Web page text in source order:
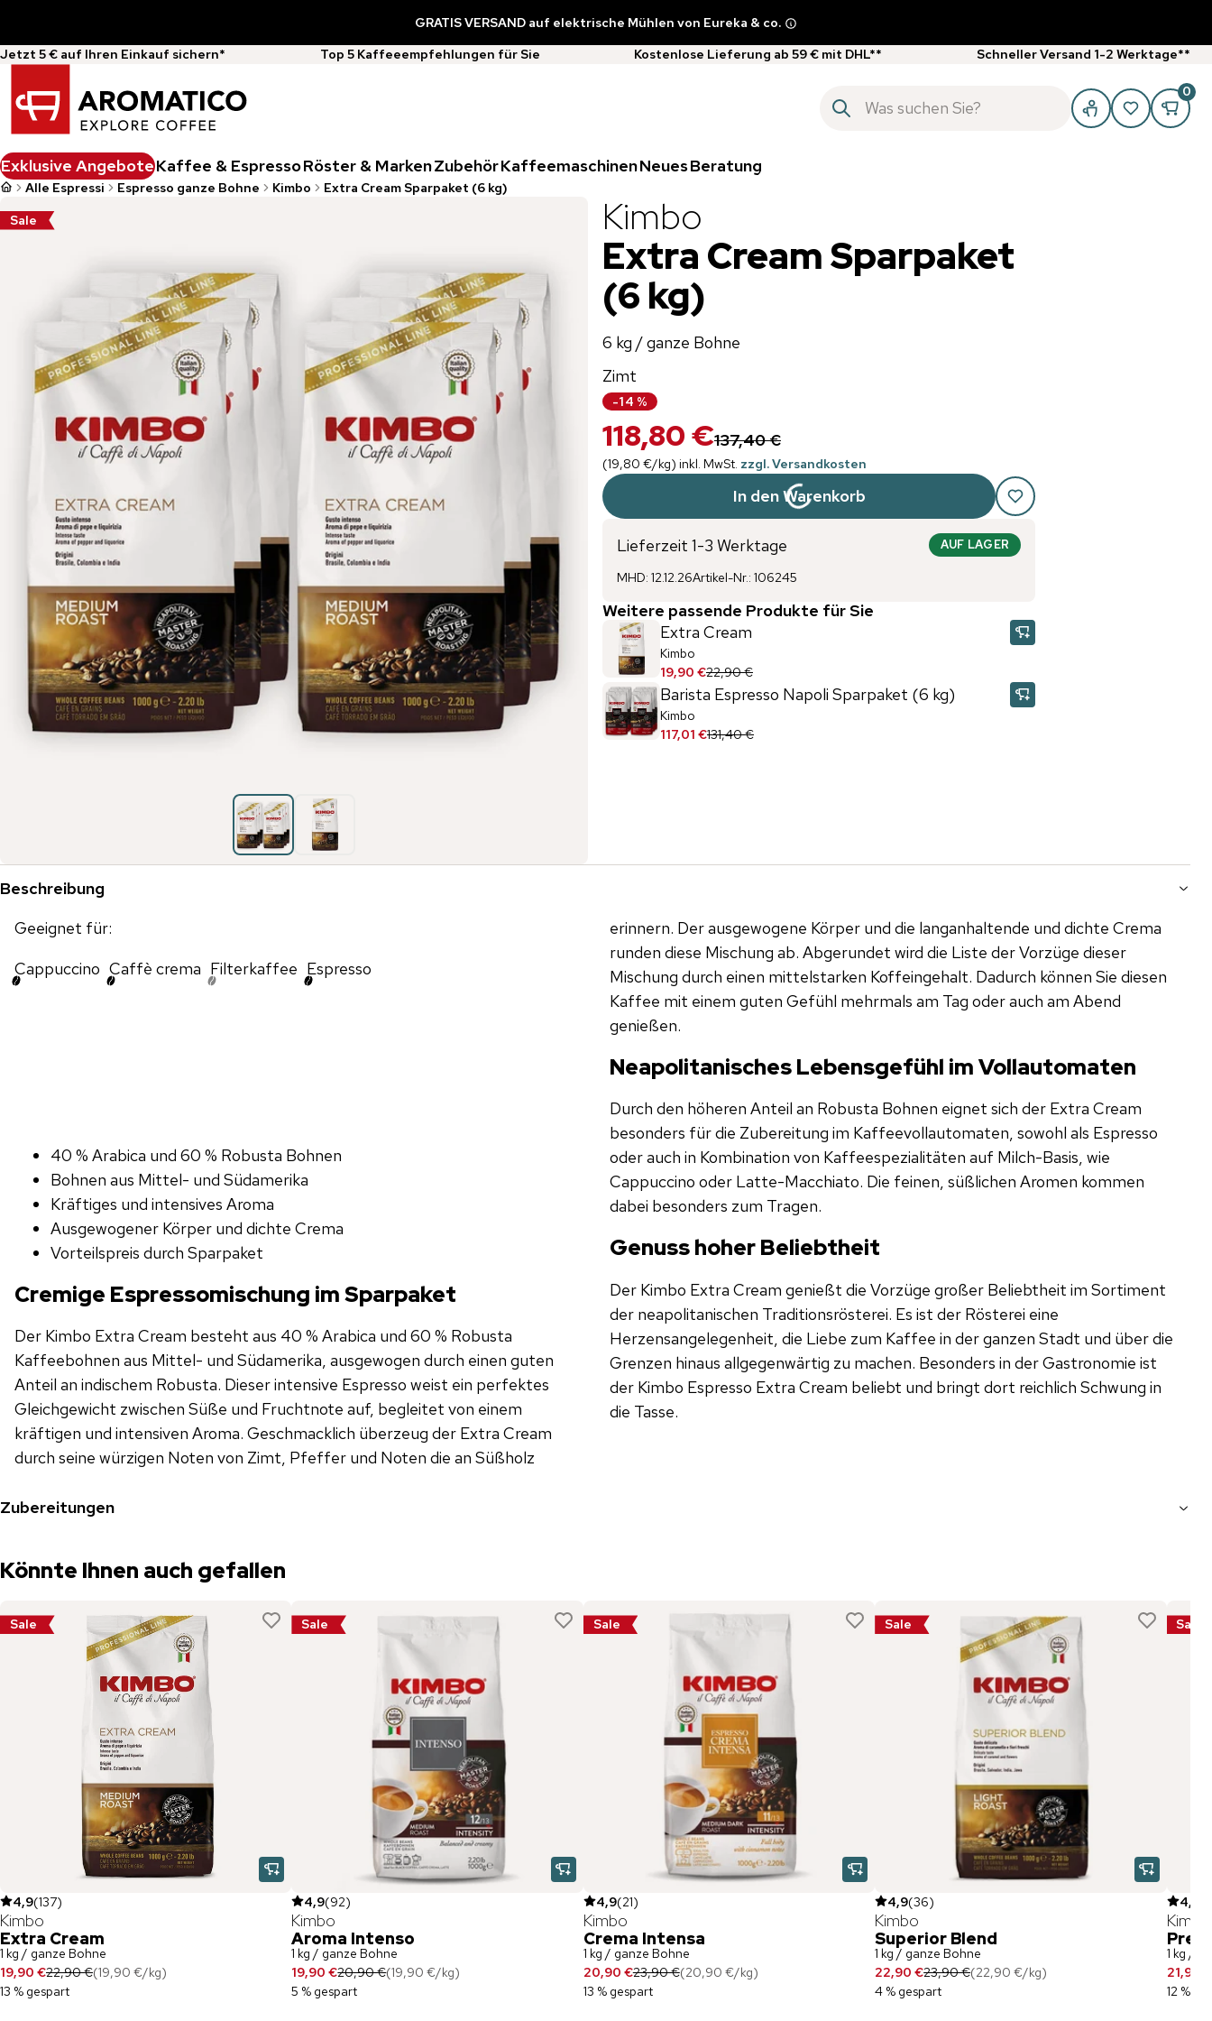
GRATIS VERSAND auf elektrische Mühlen von Eureka & co.
Jetzt 5 € auf Ihren Einkauf sichern*
Top 5 Kaffeeempfehlungen für Sie Kostenlose Lieferung ab 59 € mit DHL** Schneller Versand 1-2 Werktage**
0
Exklusive AngeboteKaffee & EspressoRöster & MarkenZubehörKaffeemaschinenNeuesBeratung
Alle Espressi Espresso ganze Bohne Kimbo
Extra Cream Sparpaket (6 kg)
Sale
Kimbo
Extra Cream Sparpaket
(6 kg)
6 kg / ganze Bohne
Zimt
-14 %
118,80 €137,40 €
(19,80 €/kg) inkl. MwSt. zzgl. Versandkosten
In den Warenkorb
Lieferzeit 1-3 Werktage AUF LAGER
MHD: 12.12.26Artikel-Nr.: 106245
Weitere passende Produkte für Sie
Extra Cream
Kimbo
19,90 €22,90 €
Barista Espresso Napoli Sparpaket (6 kg)
Kimbo
117,01 €131,40 €
Beschreibung
Geeignet für:
Cappuccino Caffè crema Filterkaffee Espresso
40 % Arabica und 60 % Robusta Bohnen
Bohnen aus Mittel- und Südamerika
Kräftiges und intensives Aroma
Ausgewogener Körper und dichte Crema
Vorteilspreis durch Sparpaket
Cremige Espressomischung im Sparpaket
Der Kimbo Extra Cream besteht aus 40 % Arabica und 60 % Robusta
Kaffeebohnen aus Mittel- und Südamerika, ausgewogen durch einen guten
Anteil an indischem Robusta. Dieser intensive Espresso weist ein perfektes
Gleichgewicht zwischen Süße und Fruchtnote auf, begleitet von einem
kräftigen und intensiven Aroma. Geschmacklich überzeug der Extra Cream
durch seine würzigen Noten von Zimt, Pfeffer und Noten die an Süßholz
erinnern. Der ausgewogene Körper und die langanhaltende und dichte Crema
runden diese Mischung ab. Abgerundet wird die Liste der Vorzüge dieser
Mischung durch einen mittelstarken Koffeingehalt. Dadurch können Sie diesen
Kaffee mit einem guten Gefühl mehrmals am Tag oder auch am Abend
genießen.
Neapolitanisches Lebensgefühl im Vollautomaten
Durch den höheren Anteil an Robusta Bohnen eignet sich der Extra Cream
besonders für die Zubereitung im Kaffeevollautomaten, sowohl als Espresso
oder auch in Kombination von Kaffeespezialitäten auf Milch-Basis, wie
Cappuccino oder Latte-Macchiato. Die feinen, süßlichen Aromen kommen
dabei besonders zum Tragen.
Genuss hoher Beliebtheit
Der Kimbo Extra Cream genießt die Vorzüge großer Beliebtheit im Sortiment
der neapolitanischen Traditionsrösterei. Es ist der Rösterei eine
Herzensangelegenheit, die Liebe zum Kaffee in der ganzen Stadt und über die
Grenzen hinaus allgegenwärtig zu machen. Besonders in der Gastronomie ist
der Kimbo Espresso Extra Cream beliebt und bringt dort reichlich Schwung in
die Tasse.
Zubereitungen
Könnte Ihnen auch gefallen
Sale
4,9(137)
Kimbo
Extra Cream
1 kg / ganze Bohne
19,90 €22,90 €(19,90 €/kg)
13 % gespart
Sale
4,9(92)
Kimbo
Aroma Intenso
1 kg / ganze Bohne
19,90 €20,90 €(19,90 €/kg)
5 % gespart
Sale
4,9(21)
Kimbo
Crema Intensa
1 kg / ganze Bohne
20,90 €23,90 €(20,90 €/kg)
13 % gespart
Sale
4,9(36)
Kimbo
Superior Blend
1 kg / ganze Bohne
22,90 €23,90 €(22,90 €/kg)
4 % gespart
Sale
4,8
Kimbo
1 kg /
21,90 €
12 %